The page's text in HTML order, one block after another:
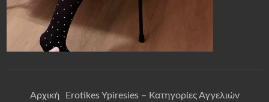
Αρχική Erotikes Ypiresies – Κατηγορίες Αγγελιών